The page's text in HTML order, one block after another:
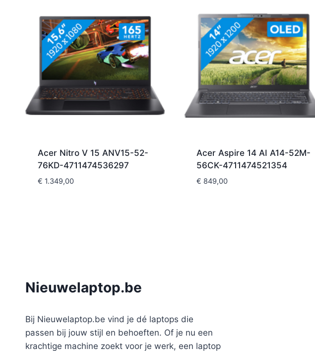
Acer Nitro V 15 ANV15-52-
76KD-4711474536297
€ 1.349,00
Acer Aspire 14 AI A14-52M-
56CK-4711474521354
€ 849,00
Nieuwelaptop.be
Bij Nieuwelaptop.be vind je dé laptops die
passen bij jouw stijl en behoeften. Of je nu een
krachtige machine zoekt voor je werk, een laptop